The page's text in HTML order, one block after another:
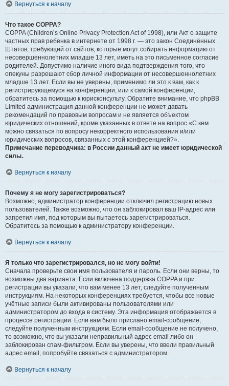
Вернуться к началу
Что такое COPPA?
COPPA (Children’s Online Privacy Protection Act of 1998), или Акт о защите
частных прав ребёнка в интернете от 1998 г. — это закон Соединённых
Штатов, требующий от сайтов, которые могут собирать информацию от
несовершеннолетних младше 13 лет, иметь на это письменное согласие
родителей. Допустимо наличие иного вида подтверждения того, что
опекуны разрешают сбор личной информации от несовершеннолетних
младше 13 лет. Если вы не уверены, применимо ли это к вам, как к
регистрирующемуся на конференции, или к самой конференции,
обратитесь за помощью к юрисконсульту. Обратите внимание, что phpBB
Limited администрация данной конференции не может давать
рекомендаций по правовым вопросам и не является объектом
юридических отношений, кроме указанных в ответе на вопрос «С кем
можно связаться по вопросу некорректного использования и/или
юридических вопросов, связанных с этой конференцией?».
Примечание переводчика: в России данный акт не имеет юридической
силы..
Вернуться к началу
Почему я не могу зарегистрироваться?
Возможно, администратор конференции отключил регистрацию новых
пользователей. Также возможно, что он заблокировал ваш IP-адрес или
запретил имя, под которым вы пытаетесь зарегистрироваться.
Обратитесь за помощью к администратору конференции.
Вернуться к началу
Я только что зарегистрировался, но не могу войти!
Сначала проверьте свои имя пользователя и пароль. Если они верны, то
возможны два варианта. Если включена поддержка COPPA и при
регистрации вы указали, что вам менее 13 лет, следуйте полученным
инструкциям. На некоторых конференциях требуется, чтобы все новые
учётные записи были активированы пользователями или
администратором до входа в систему. Эта информация отображается в
процессе регистрации. Если вам было прислано email-сообщение,
следуйте полученным инструкциям. Если email-сообщение не получено,
то возможно, что вы указали неправильный адрес email либо он
заблокирован спам-фильтром. Если вы уверены, что ввели правильный
адрес email, попробуйте связаться с администратором.
Вернуться к началу